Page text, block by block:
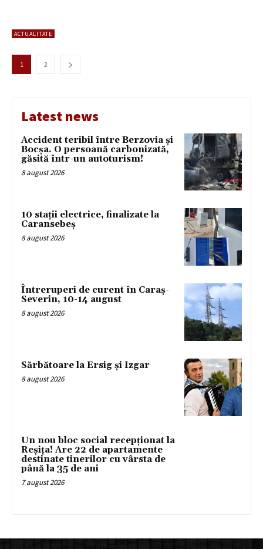
ACTUALITATE
1 2
Latest news
Accident teribil între Berzovia și
Bocșa. O persoană carbonizată,
găsită într-un autoturism!
8 august 2026
10 stații electrice, finalizate la
Caransebeș
8 august 2026
Întreruperi de curent în Caraș-
Severin, 10-14 august
8 august 2026
Sărbătoare la Ersig și Izgar
8 august 2026
Un nou bloc social recepționat la
Reșița! Are 22 de apartamente
destinate tinerilor cu vârsta de
până la 35 de ani
7 august 2026